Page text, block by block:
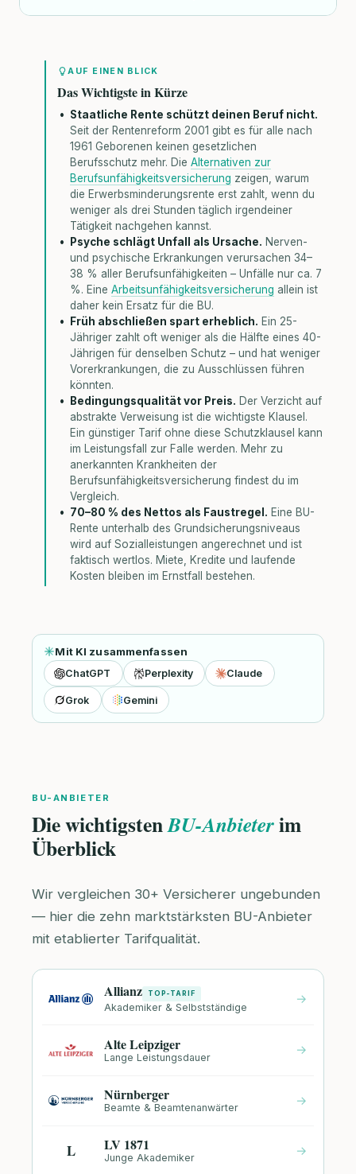
AUF EINEN BLICK
Das Wichtigste in Kürze
Staatliche Rente schützt deinen Beruf nicht.
Seit der Rentenreform 2001 gibt es für alle nach
1961 Geborenen keinen gesetzlichen
Berufsschutz mehr. DieAlternativen zur
Berufsunfähigkeitsversicherung zeigen, warum
die Erwerbsminderungsrente erst zahlt, wenn du
weniger als drei Stunden täglich irgendeiner
Tätigkeit nachgehen kannst.
Psyche schlägt Unfall als Ursache. Nerven-
und psychische Erkrankungen verursachen 34–
38 % aller Berufsunfähigkeiten – Unfälle nur ca. 7
%. EineArbeitsunfähigkeitsversicherung allein ist
daher kein Ersatz für die BU.
Früh abschließen spart erheblich. Ein 25-
Jähriger zahlt oft weniger als die Hälfte eines 40-
Jährigen für denselben Schutz – und hat weniger
Vorerkrankungen, die zu Ausschlüssen führen
könnten.
Bedingungsqualität vor Preis. Der Verzicht auf
abstrakte Verweisung ist die wichtigste Klausel.
Ein günstiger Tarif ohne diese Schutzklausel kann
im Leistungsfall zur Falle werden. Mehr zu
anerkannten Krankheiten der
Berufsunfähigkeitsversicherung findest du im
Vergleich.
70–80 % des Nettos als Faustregel. Eine BU-
Rente unterhalb des Grundsicherungsniveaus
wird auf Sozialleistungen angerechnet und ist
faktisch wertlos. Miete, Kredite und laufende
Kosten bleiben im Ernstfall bestehen.
Mit KI zusammenfassen
ChatGPT Perplexity Claude
Grok Gemini
BU-ANBIETER
Die wichtigstenBU-Anbieterim
Überblick
Wir vergleichen 30+ Versicherer ungebunden
— hier die zehn marktstärksten BU-Anbieter
mit etablierter Tarifqualität.
Allianz TOP-TARIF
Akademiker & Selbstständige
→
Alte Leipziger
Lange Leistungsdauer →
Nürnberger
Beamte & Beamtenanwärter →
L LV 1871
Junge Akademiker →